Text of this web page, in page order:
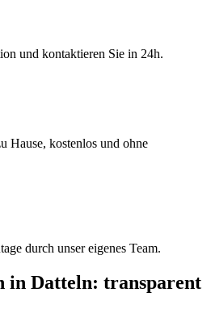
und kontaktieren Sie in 24h.
Hause, kostenlos und ohne
durch unser eigenes Team.
in Datteln: transparent